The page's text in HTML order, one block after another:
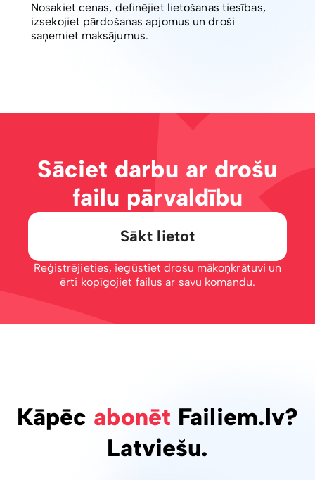
Nosakiet cenas, definējiet lietošanas tiesības,
izsekojiet pārdošanas apjomus un droši
saņemiet maksājumus.
Sāciet darbu ar drošu
failu pārvaldību
Sākt lietot
Reģistrējieties, iegūstiet drošu mākoņkrātuvi un
ērti kopīgojiet failus ar savu komandu.
Kāpēc abonēt Failiem.lv?
Latviešu.